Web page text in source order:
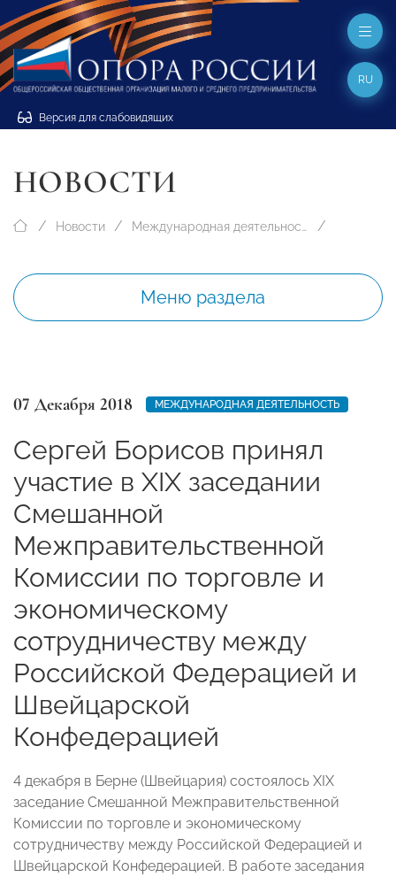
Версия для слабовидящих
RU
НОВОСТИ
Новости Международная деятельность
Меню раздела
07 Декабря 2018 МЕЖДУНАРОДНАЯ ДЕЯТЕЛЬНОСТЬ
Сергей Борисов принял
участие в XIX заседании
Смешанной
Межправительственной
Комиссии по торговле и
экономическому
сотрудничеству между
Российской Федерацией и
Швейцарской
Конфедерацией
4 декабря в Берне (Швейцария) состоялось XIX
заседание Смешанной Межправительственной
Комиссии по торговле и экономическому
сотрудничеству между Российской Федерацией и
Швейцарской Конфедерацией. В работе заседания